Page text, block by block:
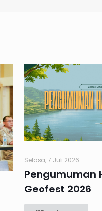
Selasa, 7 Juli 2026
Pengumuman
Geofest 2026